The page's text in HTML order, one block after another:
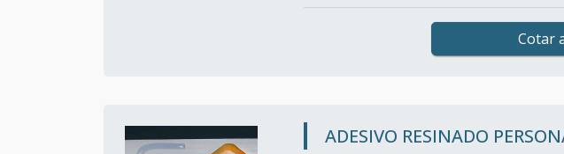
Cotar
ADESIVO RESINADO